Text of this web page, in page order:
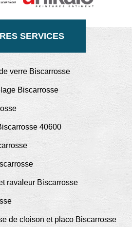
SERVICES
verre Biscarrosse
Biscarrosse
40600
ravaleur Biscarrosse
de cloison et placo Biscarrosse